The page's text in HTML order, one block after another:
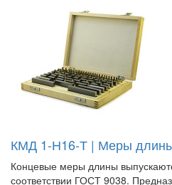
КМД 1-Н16-Т | Меры
Концевые меры длины
соответствии ГОСТ 9038.